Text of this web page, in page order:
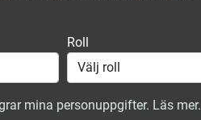
Roll
mina personuppgifter. Läs mer.